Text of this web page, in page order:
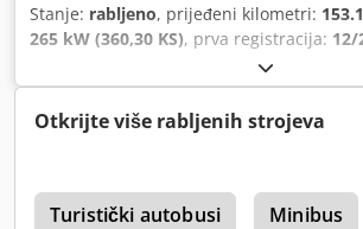
Stanje: rabljeno, prijeđeni kilometri:
265 kW (360,30 KS), prva registracija: 12/
, vrsta
emisijska klasa:Euro 5, boja:žuta,
ukupna duljina:13.500 mm, ukupna
ukupna visina:
2.550 mm , Godina
maglenke, servo upravljač
Otkrijte više rabljenih strojeva
Turistički autobusi Minibus